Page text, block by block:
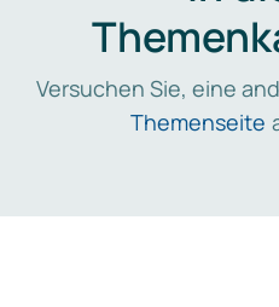
Versuchen Sie, eine
Themenseite